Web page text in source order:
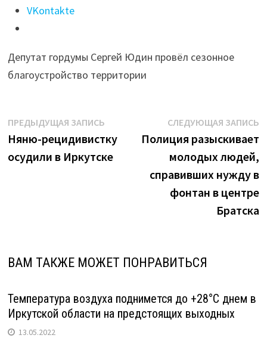
Дом
ветеранов
Иркутске
облагородили
сочными
цветами"
VKontakte
Депутат гордумы Сергей Юдин провёл сезонное
благоустройство территории
Навигация
по
записям
ПРЕДЫДУЩАЯ ЗАПИСЬПредыдущая
запись:
Няню-рецидивистку
осудили в Иркутске
СЛЕДУЮЩАЯ ЗАПИСЬ
Полиция разыскивает
молодых людей,
справивших нужду в
фонтан в центре
Братска
ВАМ ТАКЖЕ МОЖЕТ ПОНРАВИТЬСЯ
Температура воздуха поднимется до +28°С днем в
Иркутской области на предстоящих выходных
13.05.2022